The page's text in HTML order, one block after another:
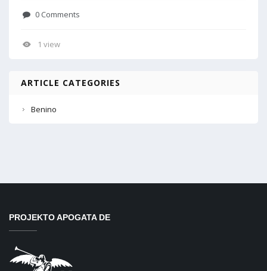
0 Comments
1 view
ARTICLE CATEGORIES
Benino
PROJEKTO APOGATA DE